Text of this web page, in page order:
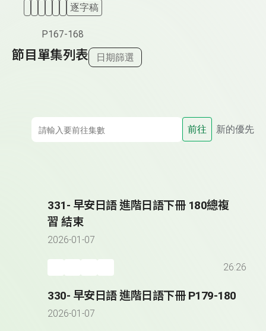
逐字稿
P167-168
節目單集列表 日期篩選
前往 新的優先
331- 早安日語 進階日語下冊 180總複
習 結束
2026-01-07
26:26
330- 早安日語 進階日語下冊 P179-180
2026-01-07